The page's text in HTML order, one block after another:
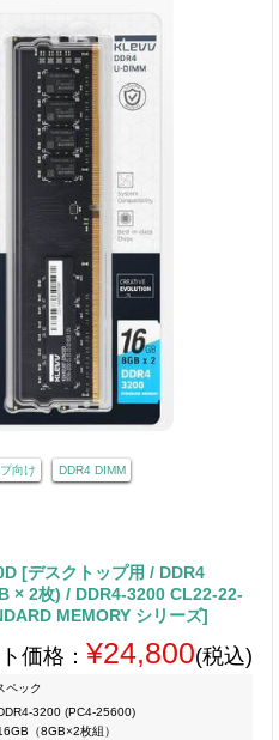
向け DDR4 DIMM
[デスクトップ用 / DDR4
× 2枚) / DDR4-3200 CL22-22-
MEMORY シリーズ]
価格： ¥24,800(税込)
ペック
3200 (PC4-25600)
（8GB×2枚組）